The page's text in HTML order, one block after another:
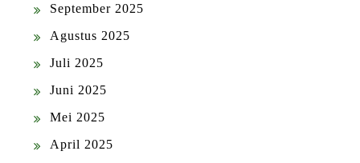
September 2025
Agustus 2025
Juli 2025
Juni 2025
Mei 2025
April 2025